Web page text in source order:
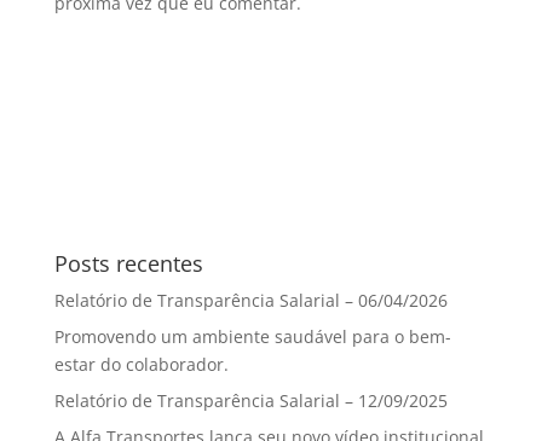
Posts recentes
Relatório de Transparência Salarial – 06/04/2026
Promovendo um ambiente saudável para o bem-
estar do colaborador.
Relatório de Transparência Salarial – 12/09/2025
A Alfa Transportes lança seu novo vídeo institucional